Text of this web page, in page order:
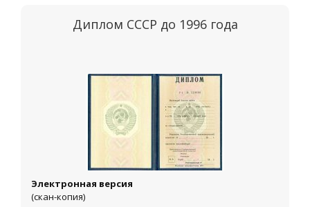
Диплом СССР до 1996 года
Электронная версия
(скан-копия)